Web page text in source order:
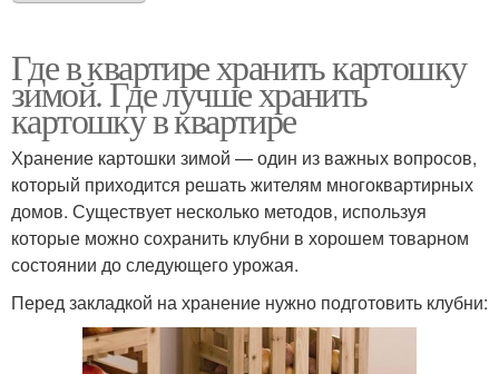
Где в квартире хранить картошку
зимой. Где лучше хранить
картошку в квартире
Хранение картошки зимой — один из важных вопросов,
который приходится решать жителям многоквартирных
домов. Существует несколько методов, используя
которые можно сохранить клубни в хорошем товарном
состоянии до следующего урожая.
Перед закладкой на хранение нужно подготовить клубни: